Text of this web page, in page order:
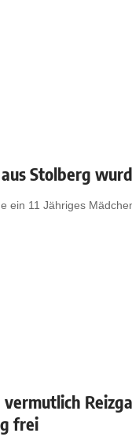
aus Stolberg
ein 11 Jähriges
frei